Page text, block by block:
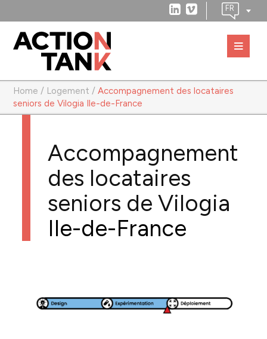
Home / Logement /Accompagnement des locataires
seniors de Vilogia Ile-de-France
Accompagnement
des locataires
seniors de Vilogia
Ile-de-France